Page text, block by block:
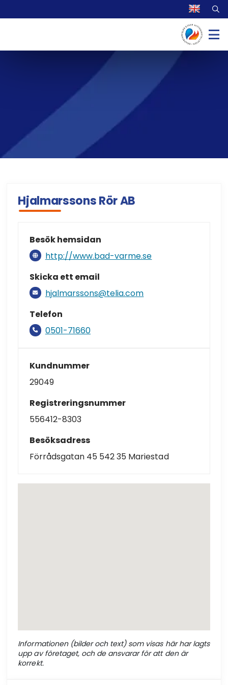
Hjalmarssons Rör AB
Besök hemsidan
http://www.bad-varme.se
Skicka ett email
hjalmarssons@telia.com
Telefon
0501-71660
Kundnummer
29049
Registreringsnummer
556412-8303
Besöksadress
Förrådsgatan 45 542 35 Mariestad
Informationen (bilder och text) som visas här har lagts
upp av företaget, och de ansvarar för att den är
korrekt.